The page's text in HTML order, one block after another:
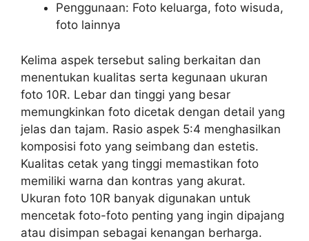
Penggunaan: Foto keluarga, foto wisuda,
foto lainnya
Kelima aspek tersebut saling berkaitan dan
menentukan kualitas serta kegunaan ukuran
foto 10R. Lebar dan tinggi yang besar
memungkinkan foto dicetak dengan detail yang
jelas dan tajam. Rasio aspek 5:4 menghasilkan
komposisi foto yang seimbang dan estetis.
Kualitas cetak yang tinggi memastikan foto
memiliki warna dan kontras yang akurat.
Ukuran foto 10R banyak digunakan untuk
mencetak foto-foto penting yang ingin dipajang
atau disimpan sebagai kenangan berharga.